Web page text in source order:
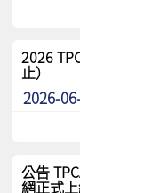
2026 TPCA健康盃保齡
止）
2026-06-29
公告 TPCA 台灣電路
網正式上線！